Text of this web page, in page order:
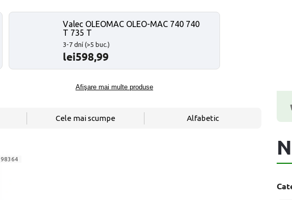
Valec OLEOMAC OLEO-MAC 740 740
T 735 T
3-7 dní(>5 buc.)
lei598,99
Afişare mai multe produse
Cele mai scumpe Alfabetic